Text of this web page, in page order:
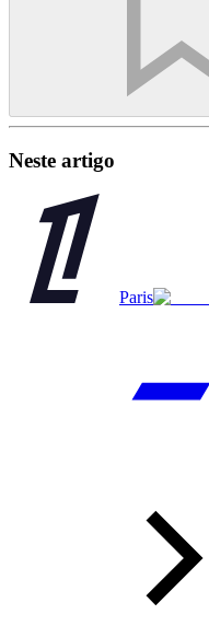
Neste artigo
Paris